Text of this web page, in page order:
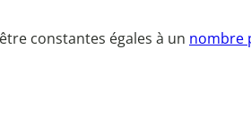
constantes égales à un nombre